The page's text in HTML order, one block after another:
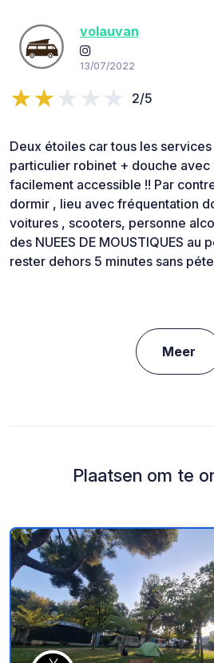
volauvan
13/07/2022
2/5
Deux étoiles car tous les
particulier robinet + douche
facilement accessible !! Par
dormir , lieu avec fréquentation
voitures , scooters, personne
des NUEES DE MOUSTIQUES
rester dehors 5 minutes sans
Meer
Plaatsen om te